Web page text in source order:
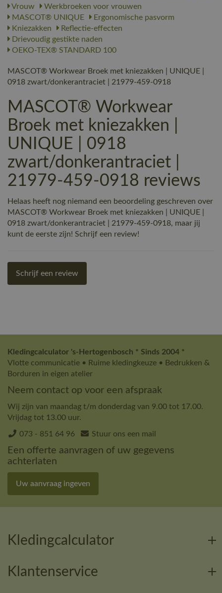
Vrouw
Werkbroeken voor vrouwen
MASCOT® UNIQUE
Ergonomische pasvorm
Kniezakken
Reflectie-effecten
Drievoudig gestikte naden
OEKO-TEX® STANDARD 100
MASCOT® Workwear Broek met kniezakken | UNIQUE |
0918 zwart/donkerantraciet | 21979-459-0918
MASCOT® Workwear
Broek met kniezakken |
UNIQUE | 0918
zwart/donkerantraciet |
21979-459-0918 reviews
Helaas heeft nog niemand een beoordeling geschreven over
MASCOT® Workwear Broek met kniezakken | UNIQUE |
0918 zwart/donkerantraciet | 21979-459-0918, maar jij
kunt de eerste zijn! Schrijf een review!
Schrijf een review
Kledingcalculator 's-Hertogenbosch * Sinds 2004 *
Vlotte communicatie • Ruime kledingkeuze • Bedrukken &
Borduren in eigen atelier
Neem contact op voor een afspraak
Wij zijn van maandag t/m donderdag van 9.00 tot 17.00.
Vrijdag tot 13.00 uur.
073 - 851 64 96 Stuur ons een mail
Een offerte aanvragen of uw gegevens
achterlaten
Uw aanvraag ingeven
Kledingcalculator
Klantenservice